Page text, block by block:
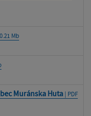
Mb
Muránska Huta | PDF